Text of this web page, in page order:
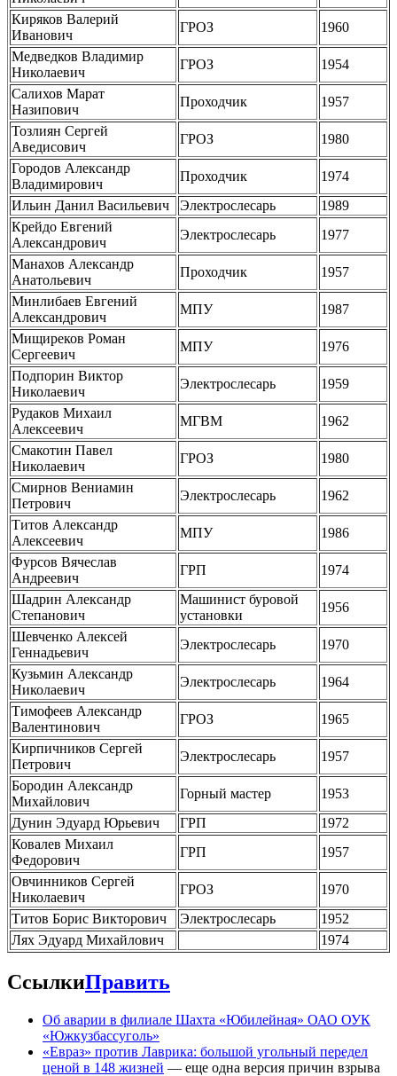
Киряков Валерий
Иванович
ГРОЗ
1960
Медведков Владимир
Николаевич
ГРОЗ
1954
Салихов Марат
Назипович
Проходчик
1957
Тозлиян Сергей
Аведисович
ГРОЗ
1980
Городов Александр
Владимирович
Проходчик
1974
Ильин Данил Васильевич
Электрослесарь
1989
Крейдо Евгений
Александрович
Электрослесарь
1977
Манахов Александр
Анатольевич
Проходчик
1957
Минлибаев Евгений
Александрович
МПУ
1987
Мищиреков Роман
Сергеевич
МПУ
1976
Подпорин Виктор
Николаевич
Электрослесарь
1959
Рудаков Михаил
Алексеевич
МГВМ
1962
Смакотин Павел
Николаевич
ГРОЗ
1980
Смирнов Вениамин
Петрович
Электрослесарь
1962
Титов Александр
Алексеевич
МПУ
1986
Фурсов Вячеслав
Андреевич
ГРП
1974
Шадрин Александр
Степанович
Машинист буровой
установки
1956
Шевченко Алексей
Геннадьевич
Электрослесарь
1970
Кузьмин Александр
Николаевич
Электрослесарь
1964
Тимофеев Александр
Валентинович
ГРОЗ
1965
Кирпичников Сергей
Петрович
Электрослесарь
1957
Бородин Александр
Михайлович
Горный мастер
1953
Дунин Эдуард Юрьевич
ГРП
1972
Ковалев Михаил
Федорович
ГРП
1957
Овчинников Сергей
Николаевич
ГРОЗ
1970
Титов Борис Викторович
Электрослесарь
1952
Лях Эдуард Михайлович
1974
СсылкиПравить
Об аварии в филиале Шахта «Юбилейная» ОАО ОУК
«Южкузбассуголь»
«Евраз» против Лаврика: большой угольный передел
ценой в 148 жизней — еще одна версия причин взрыва